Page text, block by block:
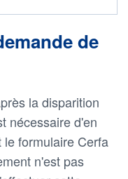
de
la disparition
nécessaire d'en
formulaire Cerfa
n'est pas